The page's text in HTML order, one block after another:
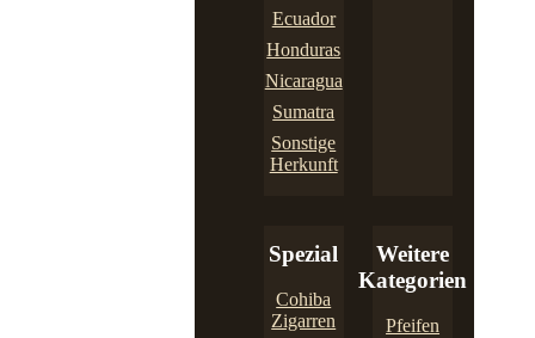
Ecuador
Honduras
Nicaragua
Sumatra
Sonstige
Herkunft
Spezial
Cohiba
Zigarren
Weitere
Kategorien
Pfeifen